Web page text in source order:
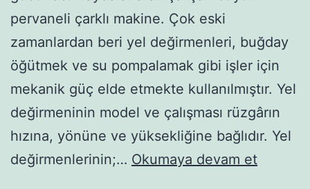
pervaneli çarklı makine. Çok eski
zamanlardan beri yel değirmenleri, buğday
öğütmek ve su pompalamak gibi işler için
mekanik güç elde etmekte kullanılmıştır. Yel
değirmeninin model ve çalışması rüzgârın
hızına, yönüne ve yüksekliğine bağlıdır. Yel
değirmenlerinin;… Okumaya devam etYel